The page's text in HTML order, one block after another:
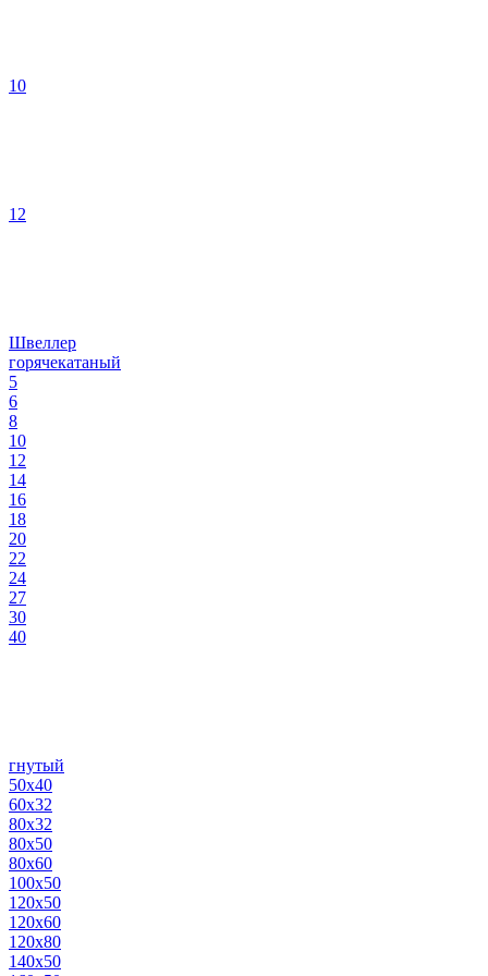
10
12
Швеллер
горячекатаный
5
6
8
10
12
14
16
18
20
22
24
27
30
40
гнутый
50х40
60х32
80х32
80х50
80х60
100х50
120х50
120х60
120х80
140х50